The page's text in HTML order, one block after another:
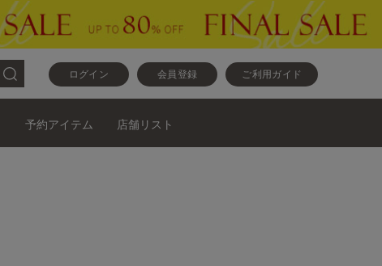
ログイン 会員登録 ご利用ガイド
予約アイテム 店舗リスト